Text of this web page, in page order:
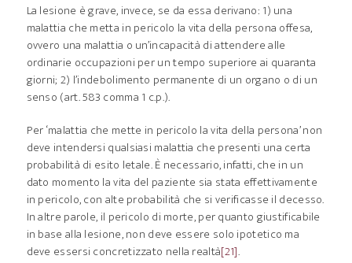
La lesione è grave, invece, se da essa derivano: 1) una
malattia che metta in pericolo la vita della persona offesa,
ovvero una malattia o un’incapacità di attendere alle
ordinarie occupazioni per un tempo superiore ai quaranta
giorni; 2) l’indebolimento permanente di un organo o di un
senso (art. 583 comma 1 c.p.).
Per ‘malattia che mette in pericolo la vita della persona’ non
deve intendersi qualsiasi malattia che presenti una certa
probabilità di esito letale. È necessario, infatti, che in un
dato momento la vita del paziente sia stata effettivamente
in pericolo, con alte probabilità che si verificasse il decesso.
In altre parole, il pericolo di morte, per quanto giustificabile
in base alla lesione, non deve essere solo ipotetico ma
deve essersi concretizzato nella realtà[21].